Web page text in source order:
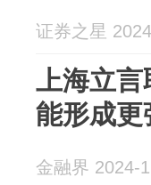
证券之星
上海立言
能形成更
金融界 2024-